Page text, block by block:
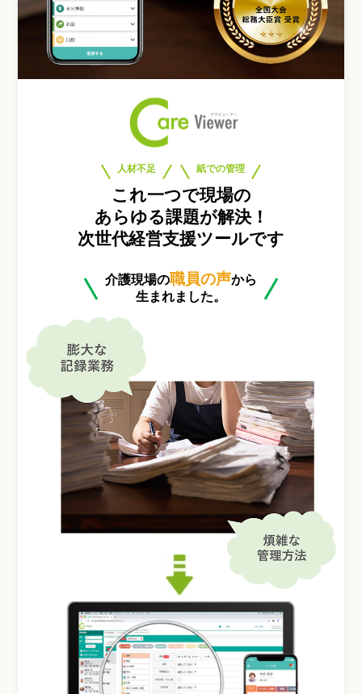
人材不足 紙での管理
これ一つで現場の
あらゆる課題が解決！
次世代経営支援ツールです
介護現場の職員の声から
生まれました。